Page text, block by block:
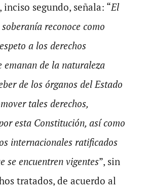
segundo, señala: “El
reconoce como
a los derechos
emanan de la naturaleza
de los órganos del Estado
tales derechos,
esta Constitución, así como
internacionales ratificados
se encuentren vigentes”, sin
tratados, de acuerdo al